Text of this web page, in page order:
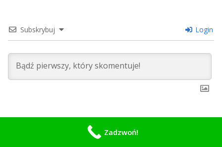
Subskrybuj Login
Zadzwoń!